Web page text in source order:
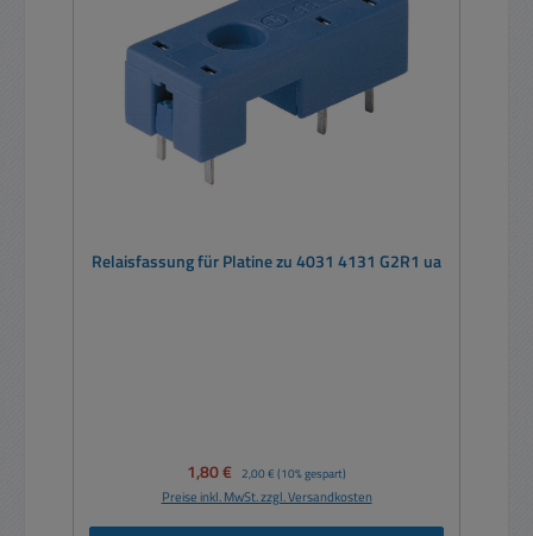
Relaisfassung für Platine zu 4031 4131 G2R1 ua
Verkaufspreis:
1,80 € Regulärer Preis:
2,00 € (10% gespart)
Preise inkl. MwSt. zzgl. Versandkosten